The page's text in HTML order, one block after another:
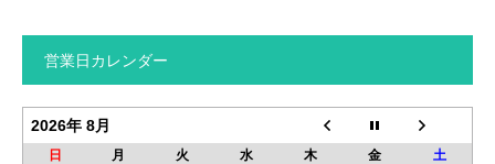
営業日カレンダー
2026年 8月
日 月 火 水 木 金 土